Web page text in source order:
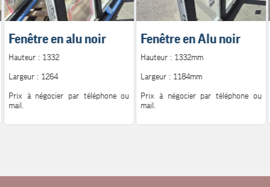
Fenêtre en alu noir
Hauteur : 1332
Largeur : 1264
Prix à négocier par téléphone ou
mail.
Pour plus d'information.
Fenêtre en Alu noir
Hauteur : 1332mm
Largeur : 1184mm
Prix à négocier par téléphone ou
mail.
Pour plus d'information.